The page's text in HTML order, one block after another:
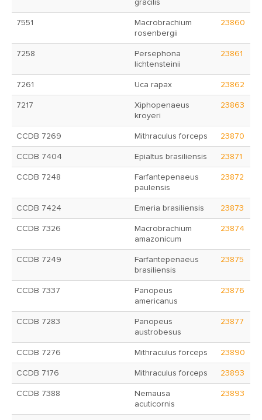
gracilis
7551
Macrobrachium
rosenbergii
23860
7258
Persephona
lichtensteinii
23861
7261 Uca rapax 23862
7217
Xiphopenaeus
kroyeri
23863
CCDB 7269 Mithraculus forceps 23870
CCDB 7404 Epialtus brasiliensis 23871
CCDB 7248
Farfantepenaeus
paulensis
23872
CCDB 7424 Emeria brasiliensis 23873
CCDB 7326
Macrobrachium
amazonicum
23874
CCDB 7249
Farfantepenaeus
brasiliensis
23875
CCDB 7337
Panopeus
americanus
23876
CCDB 7283
Panopeus
austrobesus
23877
CCDB 7276 Mithraculus forceps 23890
CCDB 7176 Mithraculus forceps 23893
CCDB 7388
Nemausa
acuticornis
23893